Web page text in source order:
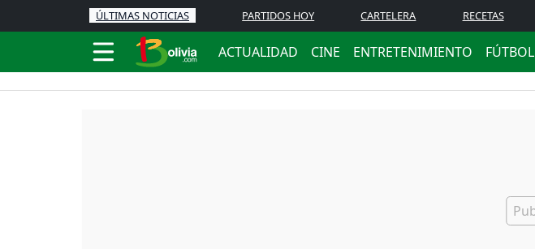
ÚLTIMAS NOTICIAS PARTIDOS HOY CARTELERA RECETAS
ACTUALIDAD CINE ENTRETENIMIENTO FÚTBOL